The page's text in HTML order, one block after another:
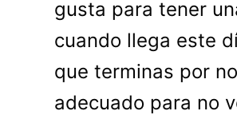
gusta para tener
cuando llega este
que terminas por
adecuado para no